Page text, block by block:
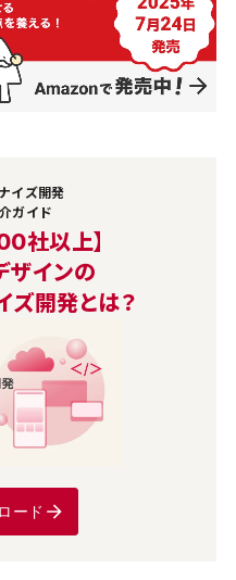
イズ開発
ガイド
社以上】
ザインの
開発とは？
ード